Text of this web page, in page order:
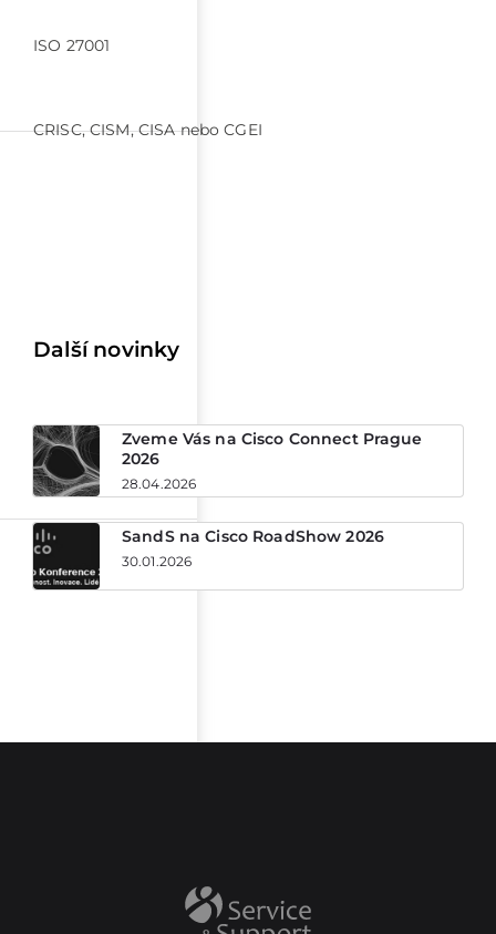
ISO 27001
CRISC, CISM, CISA nebo CGEI
Další novinky
Zveme Vás na Cisco Connect Prague
2026
28.04.2026
SandS na Cisco RoadShow 2026
30.01.2026